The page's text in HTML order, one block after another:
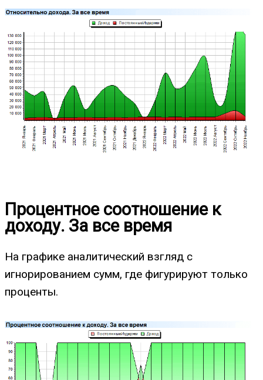
Процентное соотношение к
доходу. За все время
На графике аналитический взгляд с
игнорированием сумм, где фигурируют только
проценты.